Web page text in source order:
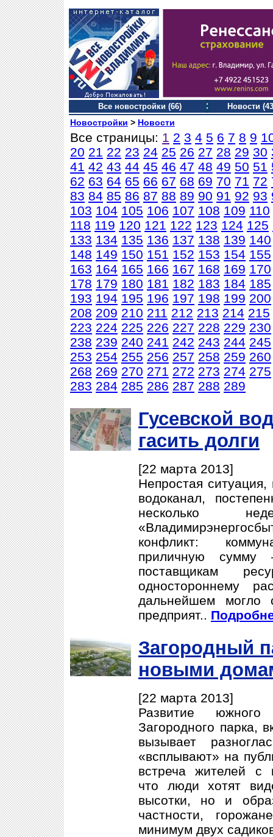
Все новостройки (66) Новости
Новостройки > Новости
Все страницы: 1 2 3 4 5 6 7 8 9
20 21 22 23 24 25 26 27 28 29 30
41 42 43 44 45 46 47 48 49 50 51
62 63 64 65 66 67 68 69 70 71 72
83 84 85 86 87 88 89 90 91 92 93
103 104 105 106 107 108 109 110
118 119 120 121 122 123 124 125
133 134 135 136 137 138 139 140
148 149 150 151 152 153 154 155
163 164 165 166 167 168 169 170
178 179 180 181 182 183 184 185
193 194 195 196 197 198 199 200
208 209 210 211 212 213 214 215
223 224 225 226 227 228 229 230
238 239 240 241 242 243 244 245
253 254 255 256 257 258 259 260
268 269 270 271 272 273 274 275
283 284 285 286 287 288 289
Гусевской
гасить долги
[22 марта 2013]
Непростая ситуация,
водоканал,
несколько
конфликт:
приличную сумму
поставщикам
одностороннему
дальнейшем могло
предприят..
Загородный
новыми
[22 марта 2013]
Развитие
Загородного парка,
вызывает
«всплывают» на
встреча жителей с
что люди хотят
высотки, но и
частности,
минимум двух